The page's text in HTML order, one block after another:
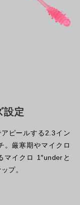
設定
ピールする2.3イン
。厳寒期やマイクロ
イクロ 1″underと
プ。